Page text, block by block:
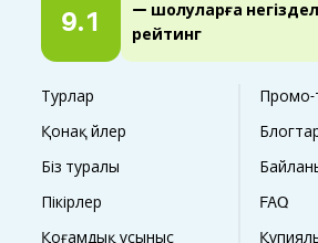
9.1
— шолуларға
рейтинг
Турлар
Промо-
Қонақ үйлер
Біз туралы
Пікірлер
FAQ
Қоғамдық ұсыныс